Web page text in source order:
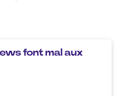
font mal aux